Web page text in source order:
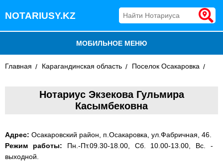
NOTARIUSY.KZ
МОБИЛЬНОЕ МЕНЮ
БЛОГ
ДОБАВИТЬ КОМПАНИЮ
Главная Карагандинская область Поселок Осакаровка
Нотариус Экзекова Гульмира
Касымбековна
Адрес: Осакаровский район, п.Осакаровка, ул.Фабричная, 46.
Режим работы: Пн.-Пт.09.30-18.00, Сб. 10.00-13.00, Вс. -
выходной.